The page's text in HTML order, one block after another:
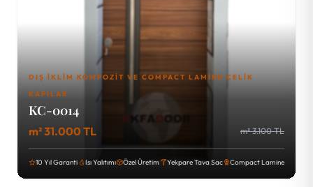
DIŞ İKLIM KOMPOZIT VE COMPACT LAMINE ÇELIK
KAPILAR
KC-0014
m² 31.000 TL m² 3.100 TL
10 Yıl Garanti Isı Yalıtımı Özel Üretim Yekpare Tava Sac Compact Lamine